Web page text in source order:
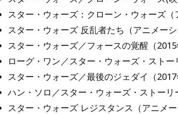
スター・ウォーズ：クローン・ウォーズ（
スター・ウォーズ 反乱者たち（アニメーシ
スター・ウォーズ／フォースの覚醒（2015
ローグ・ワン／スター・ウォーズ・ストー
スター・ウォーズ／最後のジェダイ（2017
ハン・ソロ／スター・ウォーズ・ストーリ
スター・ウォーズ レジスタンス（アニメー